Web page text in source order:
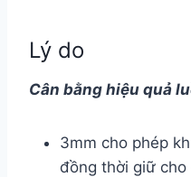
Lý do
Cân bằng hiệu quả
3mm cho phép
đồng thời giữ